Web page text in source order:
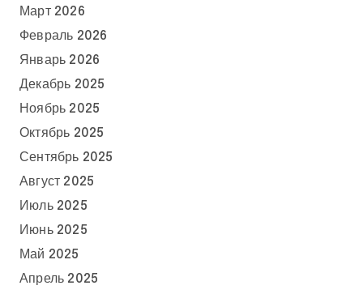
Март 2026
Февраль 2026
Январь 2026
Декабрь 2025
Ноябрь 2025
Октябрь 2025
Сентябрь 2025
Август 2025
Июль 2025
Июнь 2025
Май 2025
Апрель 2025